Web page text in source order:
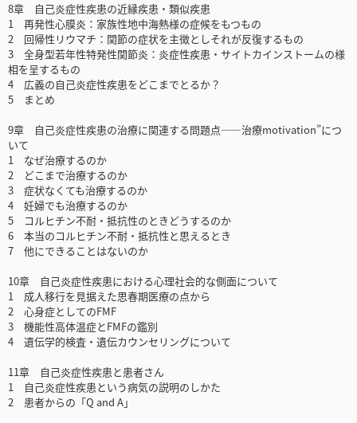
8章 自己炎症性疾患の近縁疾患・類似疾患
1 再発性心膜炎：家族性地中海熱様の症候をもつもの
2 回帰性リウマチ：関節の症状を主徴としそれが反復するもの
3 全身型若年性特発性関節炎：炎症性疾患・サイトカインストームの様
相を呈するもの
4 広義の自己炎症性疾患をどこまでとるか？
5 まとめ
9章 自己炎症性疾患の治療に関連する問題点――治療motivation”につ
いて
1 なぜ治療するのか
2 どこまで治療するのか
3 症状なくても治療するのか
4 妊婦でも治療するのか
5 コルヒチン不耐・抵抗性のときどうするのか
6 本当のコルヒチン不耐・抵抗性と思えるとき
7 他にできることはないのか
10章 自己炎症性疾患における心理社会的な側面について
1 成人移行を見据えた思春期医療の点から
2 心身症としてのFMF
3 機能性高体温症とFMFの鑑別
4 遺伝学的検査・遺伝カウンセリングについて
11章 自己炎症性疾患と患者さん
1 自己炎症性疾患という病気の説明のしかた
2 患者からの「Q and A」